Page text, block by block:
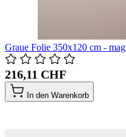
Graue Folie 350x120 cm -
216,11 CHF
In den Warenkorb